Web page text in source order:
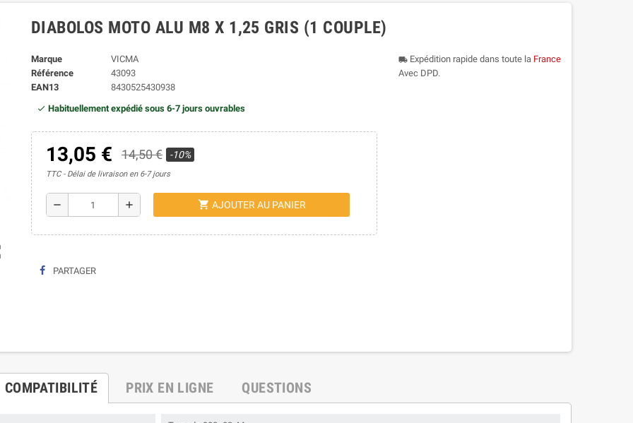
DIABOLOS MOTO ALU M8 X 1,25 GRIS (1 COUPLE)
Marque
VICMA
Référence
43093
EAN13
8430525430938
Habituellement expédié sous 6-7 jours ouvrables
13,05 € 14,50 € -10%
TTC Délai de livraison en 6-7 jours
remove add shopping_cart AJOUTER AU PANIER
PARTAGER
local_shippingExpédition rapide dans toute la France
Avec DPD.
COMPATIBILITÉ PRIX EN LIGNE QUESTIONS